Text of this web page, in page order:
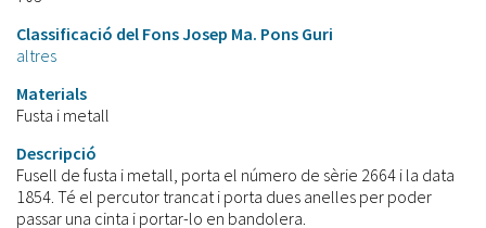
Classificació del Fons Josep Ma. Pons Guri
altres
Materials
Fusta i metall
Descripció
Fusell de fusta i metall, porta el número de sèrie 2664 i la data
1854. Té el percutor trancat i porta dues anelles per poder
passar una cinta i portar-lo en bandolera.